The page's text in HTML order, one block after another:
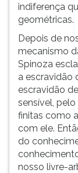
indiferença
geométricas.
Depois de
mecanismo
Spinoza
a escravidão
escravidão
sensível,
finitas como
com ele.
do
nosso livre-